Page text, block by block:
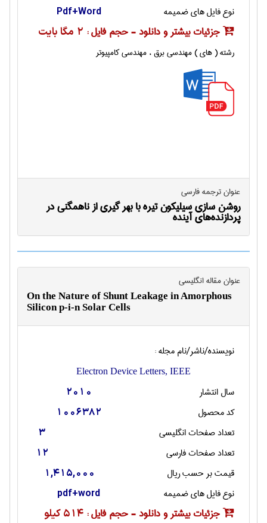
نوع فایل های ضمیمه Pdf+Word
جزئیات بیشتر و دانلود - حجم فایل : 2 مگا بایت
رشته ( های ) مهندسی برق ، مهندسی كامپيوتر
عنوان ترجمه فارسی
روشن سازی سیلیکون تیره با بهر گیری از ناهمگنی در
پردازنده‌های آینده
عنوان مقاله انگليسی
On the Nature of Shunt Leakage in Amorphous
Silicon p-i-n Solar Cells
نویسنده/ناشر/نام مجله :
Electron Device Letters, IEEE
سال انتشار 2010
کد محصول 1006382
تعداد صفحات انگليسی 3
تعداد صفحات فارسی 12
قیمت بر حسب ریال 1,415,000
نوع فایل های ضمیمه pdf+word
جزئیات بیشتر و دانلود - حجم فایل :
514 کیلو